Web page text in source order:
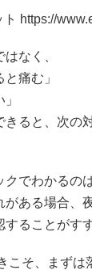
https://
なく、
痛む」
きると、次の
でわかるの
がある場合、
ることがす
こそ、まずは